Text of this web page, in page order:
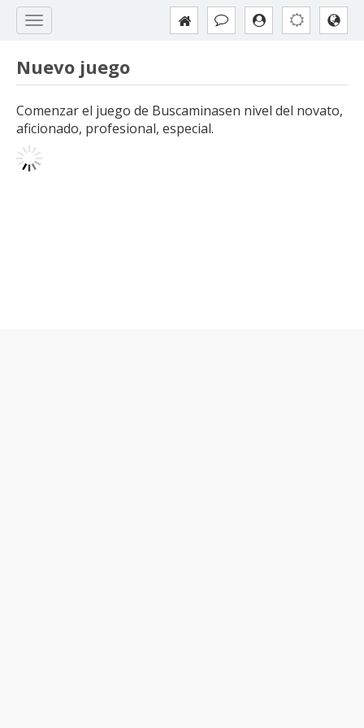
Nuevo juego
Comenzar el juego de Buscaminasen nivel del novato,
aficionado, profesional, especial.